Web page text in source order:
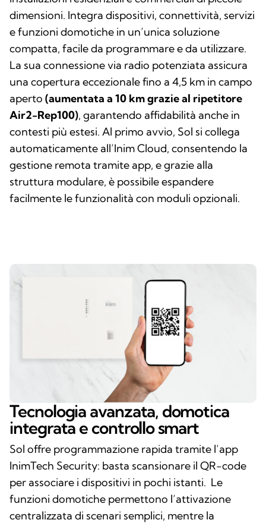
dimensioni. Integra dispositivi, connettività, servizi
e funzioni domotiche in un’unica soluzione
compatta, facile da programmare e da utilizzare.
La sua connessione via radio potenziata assicura
una copertura eccezionale fino a 4,5 km in campo
aperto (aumentata a 10 km grazie al ripetitore
Air2-Rep100), garantendo affidabilità anche in
contesti più estesi. Al primo avvio, Sol si collega
automaticamente all’Inim Cloud, consentendo la
gestione remota tramite app, e grazie alla
struttura modulare, è possibile espandere
facilmente le funzionalità con moduli opzionali.
Tecnologia avanzata, domotica
integrata e controllo smart
Sol offre programmazione rapida tramite l’app
InimTech Security: basta scansionare il QR-code
per associare i dispositivi in pochi istanti. Le
funzioni domotiche permettono l’attivazione
centralizzata di scenari semplici, mentre la